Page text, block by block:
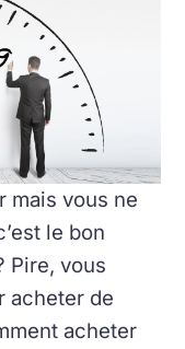
mais vous ne
le bon
Pire, vous
acheter de
acheter